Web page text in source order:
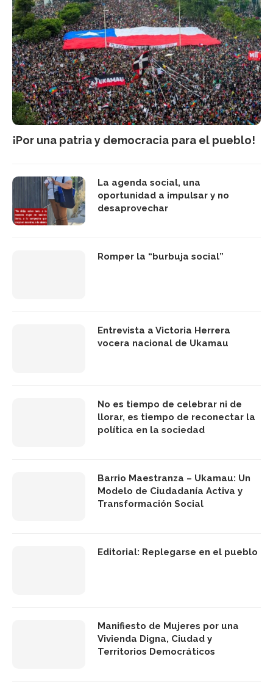
¡Por una patria y democracia para el pueblo!
La agenda social, una
oportunidad a impulsar y no
desaprovechar
Romper la “burbuja social”
Entrevista a Victoria Herrera
vocera nacional de Ukamau
No es tiempo de celebrar ni de
llorar, es tiempo de reconectar la
política en la sociedad
Barrio Maestranza – Ukamau: Un
Modelo de Ciudadanía Activa y
Transformación Social
Editorial: Replegarse en el pueblo
Manifiesto de Mujeres por una
Vivienda Digna, Ciudad y
Territorios Democráticos